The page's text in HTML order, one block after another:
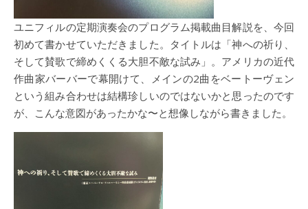
ユニフィルの定期演奏会のプログラム掲載曲目解説を、今回
初めて書かせていただきました。タイトルは「神への祈り、
そして賛歌で締めくくる大胆不敵な試み」。アメリカの近代
作曲家バーバーで幕開けて、メインの2曲をベートーヴェン
という組み合わせは結構珍しいのではないかと思ったのです
が、こんな意図があったかな〜と想像しながら書きました。